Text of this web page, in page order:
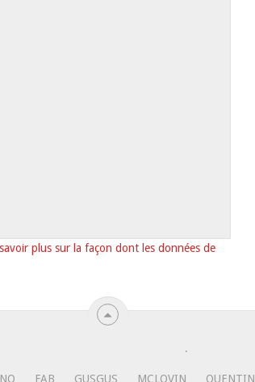
plus sur la façon dont les données de
.
FAB GUSGUS MCLOVIN QUENTIN